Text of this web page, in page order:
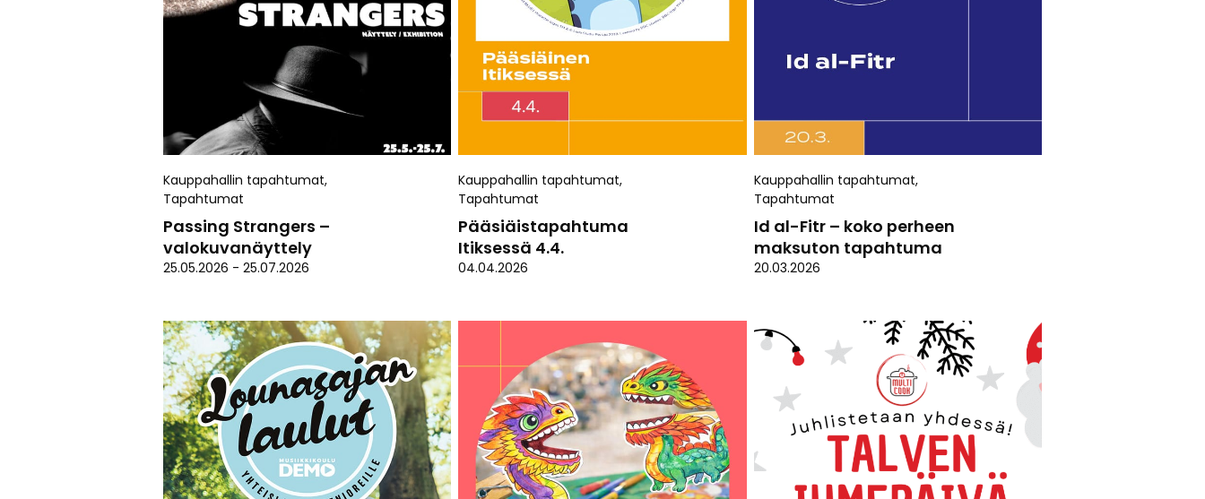
Kauppahallin tapahtumat,
Tapahtumat
Passing Strangers –
valokuvanäyttely
25.05.2026 - 25.07.2026
Kauppahallin tapahtumat,
Tapahtumat
Pääsiäistapahtuma
Itiksessä 4.4.
04.04.2026
Kauppahallin tapahtumat,
Tapahtumat
Id al-Fitr – koko perheen
maksuton tapahtuma
20.03.2026